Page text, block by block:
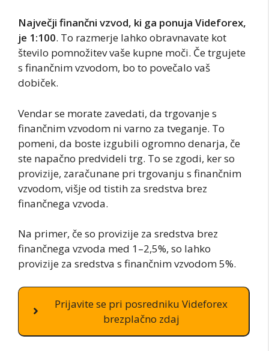
Največji finančni vzvod, ki ga ponuja Videforex,
je 1:100. To razmerje lahko obravnavate kot
število pomnožitev vaše kupne moči. Če trgujete
s finančnim vzvodom, bo to povečalo vaš
dobiček.
Vendar se morate zavedati, da trgovanje s
finančnim vzvodom ni varno za tveganje. To
pomeni, da boste izgubili ogromno denarja, če
ste napačno predvideli trg. To se zgodi, ker so
provizije, zaračunane pri trgovanju s finančnim
vzvodom, višje od tistih za sredstva brez
finančnega vzvoda.
Na primer, če so provizije za sredstva brez
finančnega vzvoda med 1–2,5%, so lahko
provizije za sredstva s finančnim vzvodom 5%.
Prijavite se pri posredniku Videforex
brezplačno zdaj